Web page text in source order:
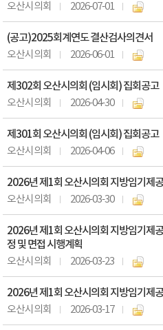
오산시의회 2026-07-01
(공고)2025회계연도 결산검사의견서
오산시의회 2026-06-01
제302회 오산시의회 (임시회) 집회공고
오산시의회 2026-04-30
제301회 오산시의회 (임시회) 집회공고
오산시의회 2026-04-06
2026년 제1회 오산시의회 지방임기제
오산시의회 2026-03-30
2026년 제1회 오산시의회 지방임기제
정 및 면접 시행계획
오산시의회 2026-03-23
2026년 제1회 오산시의회 지방임기제
오산시의회 2026-03-17